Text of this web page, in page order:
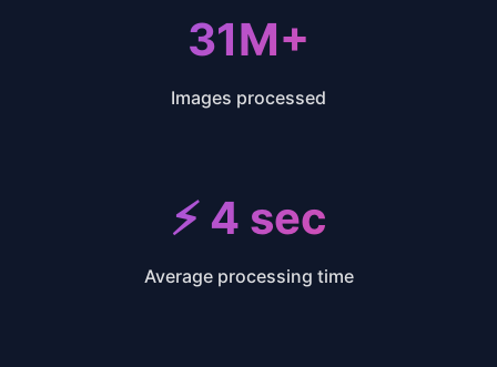
31M+
Images processed
⚡ 4 sec
Average processing time